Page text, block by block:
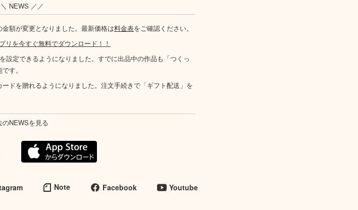
NEWS ／／
額が変更となりました。最新価格は料金表をご確認ください。
リを今すぐ無料でダウンロード！！
設定できるようになりました。すでに出品中の作品も「つくっ
す。
ドを贈れるようになりました。注文手続きで「ギフト配送」を
のNEWSを見る
Note Facebook Youtube